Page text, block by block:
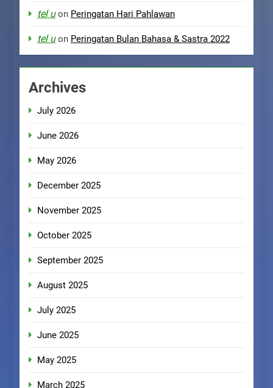
tel uon Peringatan Hari Pahlawan
tel uon Peringatan Bulan Bahasa & Sastra 2022
Archives
July 2026
June 2026
May 2026
December 2025
November 2025
October 2025
September 2025
August 2025
July 2025
June 2025
May 2025
March 2025